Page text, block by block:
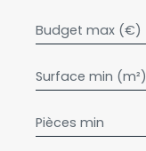
Budget max (€)
Surface min (m²)
Pièces min